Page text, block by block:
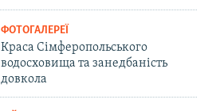
ФОТОГАЛЕРЕЇ
Краса Сімферопольського
водосховища та занедбаність
довкола